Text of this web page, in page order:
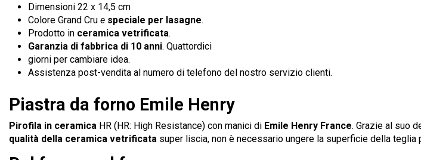
Dimensioni 22 x 14,5 cm
Colore Grand Cru e speciale per lasagne.
Prodotto in ceramica vetrificata.
Garanzia di fabbrica di 10 anni. Quattordici
giorni per cambiare idea.
Assistenza post-vendita al numero di telefono del nostro servizio clienti.
Piastra da forno Emile Henry
Pirofila in ceramica HR (HR: High Resistance) con manici di Emile Henry France. Grazie al suo
qualità della ceramica vetrificata super liscia, non è necessario ungere la superficie della teglia